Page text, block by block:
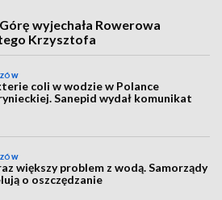
wyjechała Rowerowa
Krzysztofa
coli w wodzie w Polance
Sanepid wydał komunikat
większy problem z wodą. Samorządy
o oszczędzanie